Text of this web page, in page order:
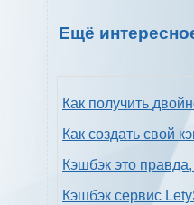
Ещё
Как получить
Как создать свой
Кэшбэк это
Кэшбэк сервис